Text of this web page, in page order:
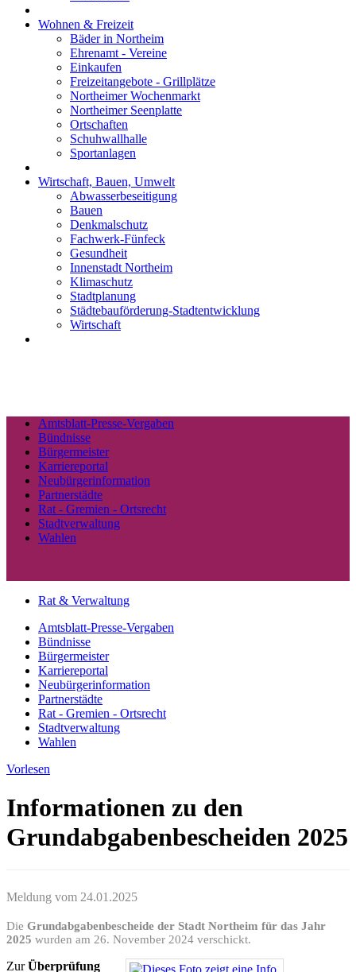
Wohnen & Freizeit
Bäder in Northeim
Ehrenamt - Vereine
Einkaufen
Freizeitangebote - Grillplätze
Northeimer Wochenmarkt
Northeimer Seenplatte
Ortschaften
Schuhwallhalle
Sportanlagen
Wirtschaft, Bauen, Umwelt
Abwasserbeseitigung
Bauen
Denkmalschutz
Fachwerk-Fünfeck
Gesundheit
Innenstadt Northeim
Klimaschutz
Stadtplanung
Städtebauförderung-Stadtentwicklung
Wirtschaft
Amtsblatt-Presse-Vergaben
Bündnisse
Bürgermeister
Karriereportal
Neubürgerinformation
Partnerstädte
Rat - Gremien - Ortsrecht
Stadtverwaltung
Wahlen
Rat & Verwaltung
Amtsblatt-Presse-Vergaben
Bündnisse
Bürgermeister
Karriereportal
Neubürgerinformation
Partnerstädte
Rat - Gremien - Ortsrecht
Stadtverwaltung
Wahlen
Vorlesen
Informationen zu den
Grundabgabenbescheiden 2025
Meldung vom 24.01.2025
Die Grundabgabenbescheide der Stadt Northeim für das Jahr
2025 wurden am 26. November 2024 verschickt.
ZurÜberprüfung